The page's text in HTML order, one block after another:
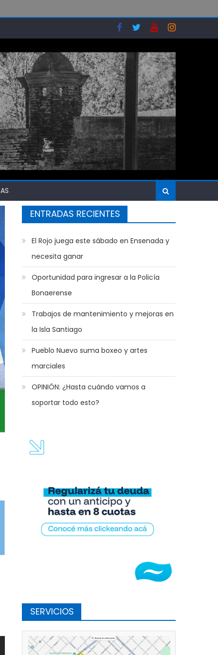
ENTRADAS RECIENTES
El Rojo juega este sábado en Ensenada y
necesita ganar
Oportunidad para ingresar a la Policía
Bonaerense
Trabajos de mantenimiento y mejoras en
la Isla Santiago
Pueblo Nuevo suma boxeo y artes
marciales
OPINIÓN: ¿Hasta cuándo vamos a
soportar todo esto?
SERVICIOS